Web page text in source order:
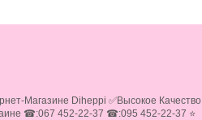
Магазине Diheppi ✅Высокое Качество
☎:067 452-22-37 ☎:095 452-22-37 ⭐